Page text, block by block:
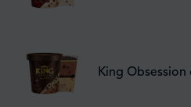
King Obsession